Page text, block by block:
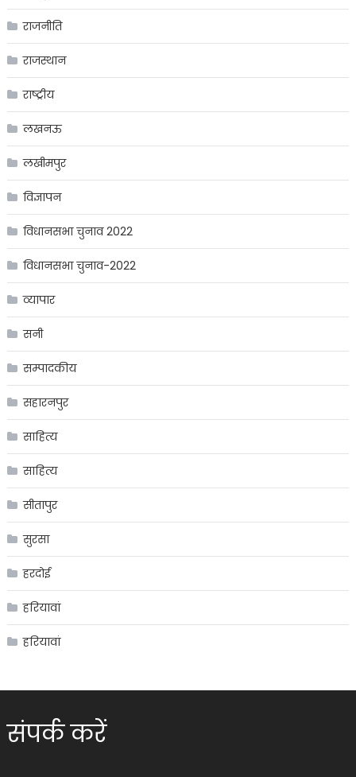
राजनीति
राजस्थान
राष्ट्रीय
लखनऊ
लखीमपुर
विज्ञापन
विधानसभा चुनाव 2022
विधानसभा चुनाव-2022
व्यापार
सनी
सम्पादकीय
सहारनपुर
साहित्य
साहित्य
सीतापुर
सुरसा
हरदोई
हरियावां
हरियावां
संपर्क करें